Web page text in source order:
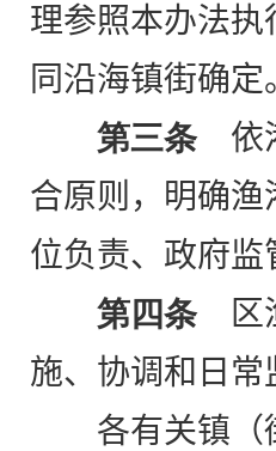
理参照本办法
同沿海镇街确定
第三条依港
合原则，明确
位负责、政府
第四条区渔
施、协调和日常
各有关镇（